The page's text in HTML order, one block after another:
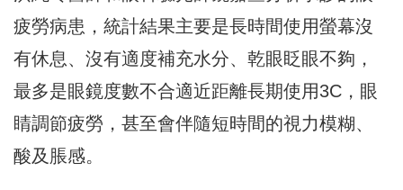
疲勞病患，統計結果主要是長時間使用螢幕沒
有休息、沒有適度補充水分、乾眼眨眼不夠，
最多是眼鏡度數不合適近距離長期使用3C，眼
睛調節疲勞，甚至會伴隨短時間的視力模糊、
酸及脹感。